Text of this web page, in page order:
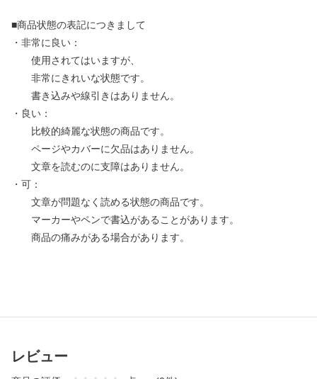
■商品状態の表記につきまして
・非常に良い：
使用されてはいますが、
非常にきれいな状態です。
書き込みや線引きはありません。
・良い：
比較的綺麗な状態の商品です。
ページやカバーに欠品はありません。
文章を読むのに支障はありません。
・可：
文章が問題なく読める状態の商品です。
マーカーやペンで書込があることがあります。
商品の痛みがある場合があります。
レビュー